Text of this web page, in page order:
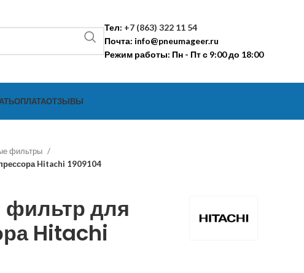
Тел: +7 (863) 322 11 54
Почта: info@pneumageer.ru
Режим работы: Пн - Пт с 9:00 до 18:00
ОПЛАТАОТЗЫВЫ
фильтры
Hitachi 1909104
для
Hitachi